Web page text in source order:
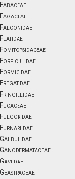
Fabaceae
Fagaceae
Falconidae
Flatidae
Fomitopsidaceae
Forficulidae
Formicidae
Fregatidae
Fringillidae
Fucaceae
Fulgoridae
Furnariidae
Galbulidae
Ganodermataceae
Gaviidae
Geastraceae